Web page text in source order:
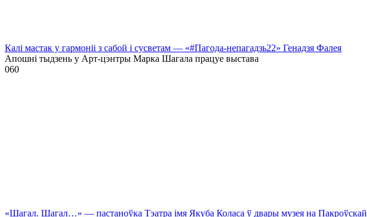
Калі мастак у гармоніі з сабой і сусветам — «#Пагода-непагадзь22» Генадзя Фалея
Апошні тыдзень у Арт-цэнтры Марка Шагала працуе выстава
060
«Шагал. Шагал…» — пастаноўка Тэатра імя Якуба Коласа ў двары музея на Пакроўскай